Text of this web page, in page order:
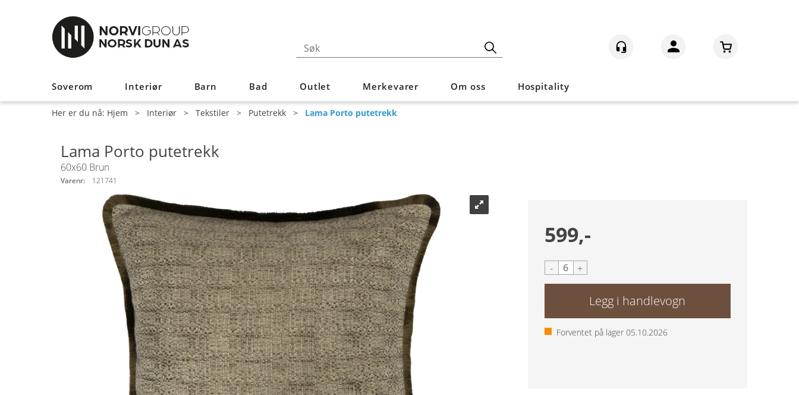
Soverom Interiør Barn Bad Outlet Merkevarer Om oss Hospitality
Her er du nå: Hjem > Interiør > Tekstiler > Putetrekk > Lama Porto putetrekk
Lama Porto putetrekk
60x60 Brun
Varenr: 121741
599,-
- +
Forventet på lager 05.10.2026